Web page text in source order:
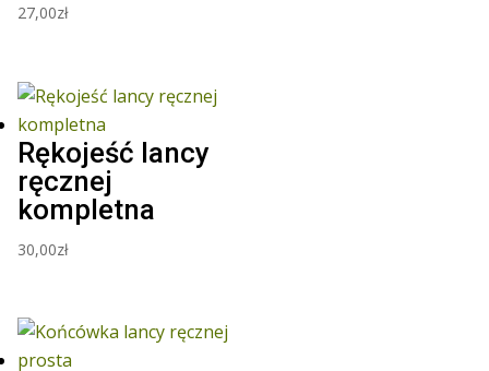
27,00zł
Rękojeść lancy
ręcznej
kompletna
30,00zł